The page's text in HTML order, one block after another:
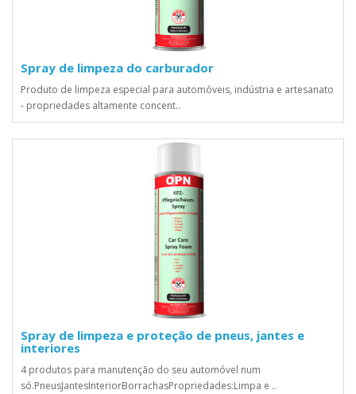
Spray de limpeza do carburador
Produto de limpeza especial para automóveis, indústria e artesanato
- propriedades altamente concent..
Spray de limpeza e proteção de pneus, jantes e
interiores
4 produtos para manutenção do seu automóvel num
só.PneusJantesInteriorBorrachasPropriedades:Limpa e ..